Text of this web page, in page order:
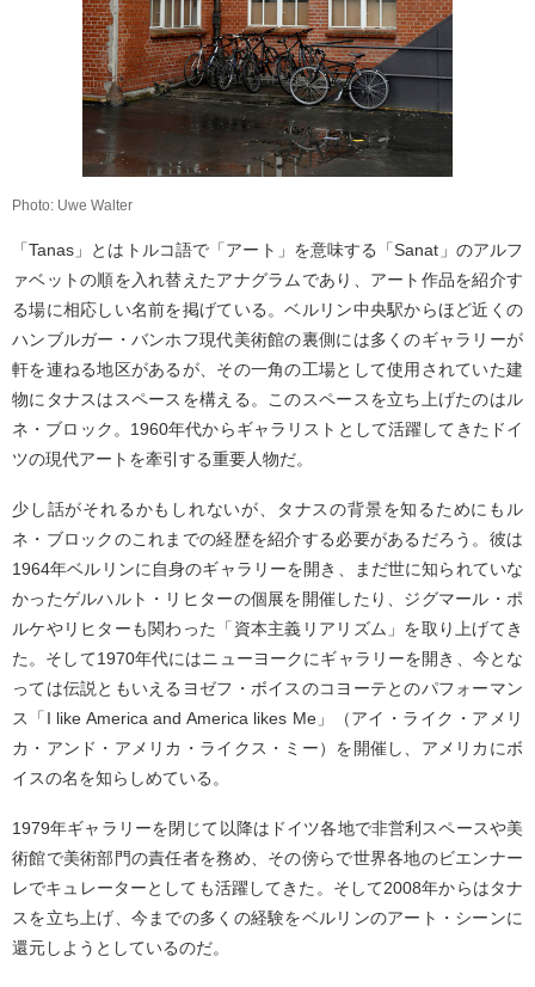
Photo: Uwe Walter
「Tanas」とはトルコ語で「アート」を意味する「Sanat」のアルフ
ァベットの順を入れ替えたアナグラムであり、アート作品を紹介す
る場に相応しい名前を掲げている。ベルリン中央駅からほど近くの
ハンブルガー・バンホフ現代美術館の裏側には多くのギャラリーが
軒を連ねる地区があるが、その一角の工場として使用されていた建
物にタナスはスペースを構える。このスペースを立ち上げたのはル
ネ・ブロック。1960年代からギャラリストとして活躍してきたドイ
ツの現代アートを牽引する重要人物だ。
少し話がそれるかもしれないが、タナスの背景を知るためにもル
ネ・ブロックのこれまでの経歴を紹介する必要があるだろう。彼は
1964年ベルリンに自身のギャラリーを開き、まだ世に知られていな
かったゲルハルト・リヒターの個展を開催したり、ジグマール・ポ
ルケやリヒターも関わった「資本主義リアリズム」を取り上げてき
た。そして1970年代にはニューヨークにギャラリーを開き、今とな
っては伝説ともいえるヨゼフ・ボイスのコヨーテとのパフォーマン
ス「I like America and America likes Me」（アイ・ライク・アメリ
カ・アンド・アメリカ・ライクス・ミー）を開催し、アメリカにボ
イスの名を知らしめている。
1979年ギャラリーを閉じて以降はドイツ各地で非営利スペースや美
術館で美術部門の責任者を務め、その傍らで世界各地のビエンナー
レでキュレーターとしても活躍してきた。そして2008年からはタナ
スを立ち上げ、今までの多くの経験をベルリンのアート・シーンに
還元しようとしているのだ。